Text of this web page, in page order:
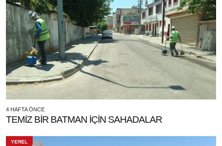
4 HAFTA ÖNCE
TEMİZ BİR BATMAN İÇİN SAHADALAR
YEREL